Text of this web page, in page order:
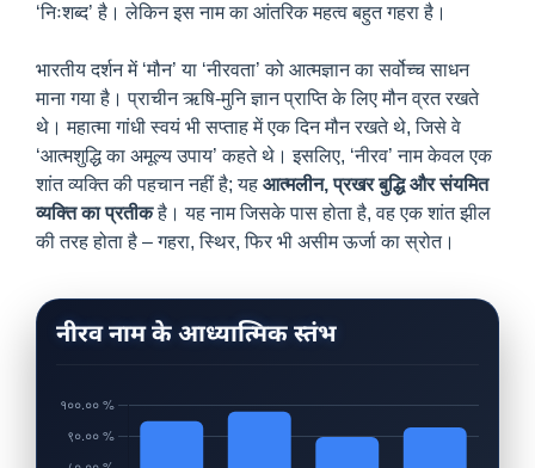
‘निःशब्द’ है। लेकिन इस नाम का आंतरिक महत्व बहुत गहरा है।
भारतीय दर्शन में ‘मौन’ या ‘नीरवता’ को आत्मज्ञान का सर्वोच्च साधन
माना गया है। प्राचीन ऋषि-मुनि ज्ञान प्राप्ति के लिए मौन व्रत रखते
थे। महात्मा गांधी स्वयं भी सप्ताह में एक दिन मौन रखते थे, जिसे वे
‘आत्मशुद्धि का अमूल्य उपाय’ कहते थे। इसलिए, ‘नीरव’ नाम केवल एक
शांत व्यक्ति की पहचान नहीं है; यह आत्मलीन, प्रखर बुद्धि और संयमित
व्यक्ति का प्रतीकहै। यह नाम जिसके पास होता है, वह एक शांत झील
की तरह होता है – गहरा, स्थिर, फिर भी असीम ऊर्जा का स्रोत।
नीरव नाम के आध्यात्मिक स्तंभ